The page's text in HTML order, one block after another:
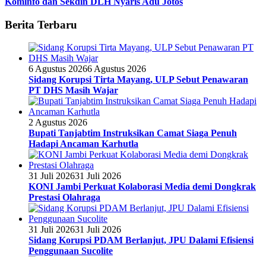
Berita Terbaru
6 Agustus 20266 Agustus 2026
Sidang Korupsi Tirta Mayang, ULP Sebut Penawaran
PT DHS Masih Wajar
2 Agustus 2026
Bupati Tanjabtim Instruksikan Camat Siaga Penuh
Hadapi Ancaman Karhutla
31 Juli 202631 Juli 2026
KONI Jambi Perkuat Kolaborasi Media demi Dongkrak
Prestasi Olahraga
31 Juli 202631 Juli 2026
Sidang Korupsi PDAM Berlanjut, JPU Dalami Efisiensi
Penggunaan Sucolite